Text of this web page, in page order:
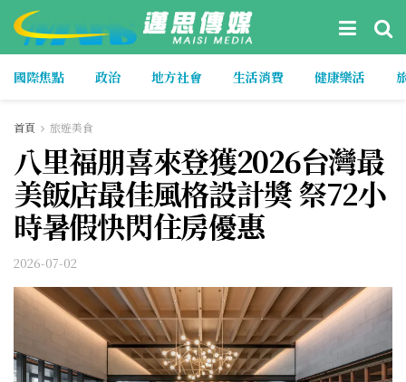
國際焦點 政治 地方社會 生活消費 健康樂活
首頁 旅遊美食
八里福朋喜來登獲2026台灣最
美飯店最佳風格設計獎 祭72小
時暑假快閃住房優惠
2026-07-02